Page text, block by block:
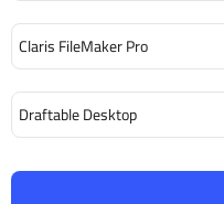
Claris FileMaker Pro
Draftable Desktop